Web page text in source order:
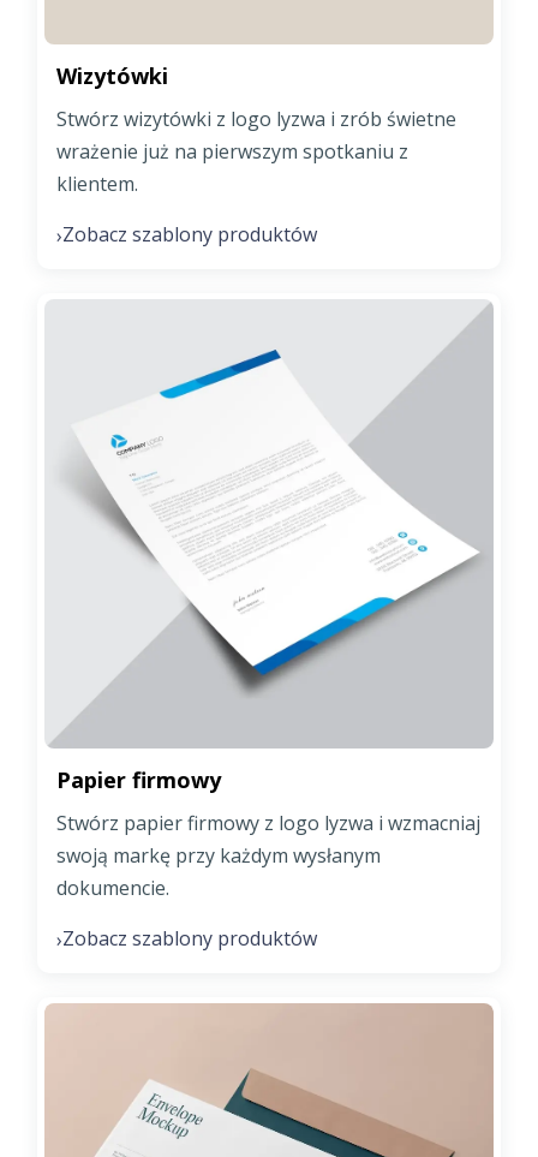
Wizytówki
Stwórz wizytówki z logo lyzwa i zrób świetne
wrażenie już na pierwszym spotkaniu z
klientem.
›Zobacz szablony produktów
Papier firmowy
Stwórz papier firmowy z logo lyzwa i wzmacniaj
swoją markę przy każdym wysłanym
dokumencie.
›Zobacz szablony produktów